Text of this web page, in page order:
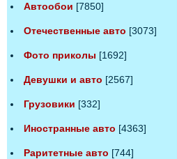
Автообои [7850]
Отечественные авто [3073]
Фото приколы [1692]
Девушки и авто [2567]
Грузовики [332]
Иностранные авто [4363]
Раритетные авто [744]